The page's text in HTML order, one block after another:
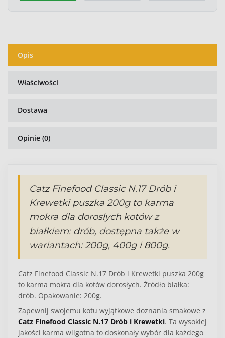
Opis
Właściwości
Dostawa
Opinie (0)
Catz Finefood Classic N.17 Drób i
Krewetki puszka 200g to karma
mokra dla dorosłych kotów z
białkiem: drób, dostępna także w
wariantach: 200g, 400g i 800g.
Catz Finefood Classic N.17 Drób i Krewetki puszka 200g
to karma mokra dla kotów dorosłych. Źródło białka:
drób. Opakowanie: 200g.
Zapewnij swojemu kotu wyjątkowe doznania smakowe z
Catz Finefood Classic N.17 Drób i Krewetki. Ta wysokiej
jakości karma wilgotna to doskonały wybór dla każdego